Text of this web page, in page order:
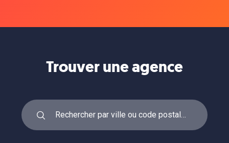
Trouver une agence